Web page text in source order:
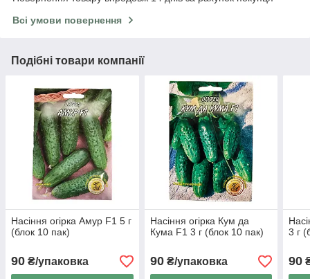
Всі умови повернення
Подібні товари компанії
Насіння огірка Амур F1 5 г
(блок 10 пак)
90 ₴/упаковка
Насіння огірка Кум да
Кума F1 3 г (блок 10 пак)
90₴/упаковка
3 г
90